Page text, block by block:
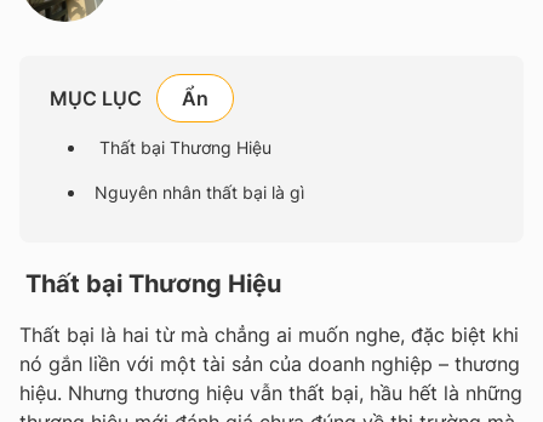
MỤC LỤC
Thất bại Thương Hiệu
Nguyên nhân thất bại là gì
Thất bại Thương Hiệu
Thất bại là hai từ mà chẳng ai muốn nghe, đặc biệt khi
nó gắn liền với một tài sản của doanh nghiệp – thương
hiệu. Nhưng thương hiệu vẫn thất bại, hầu hết là những